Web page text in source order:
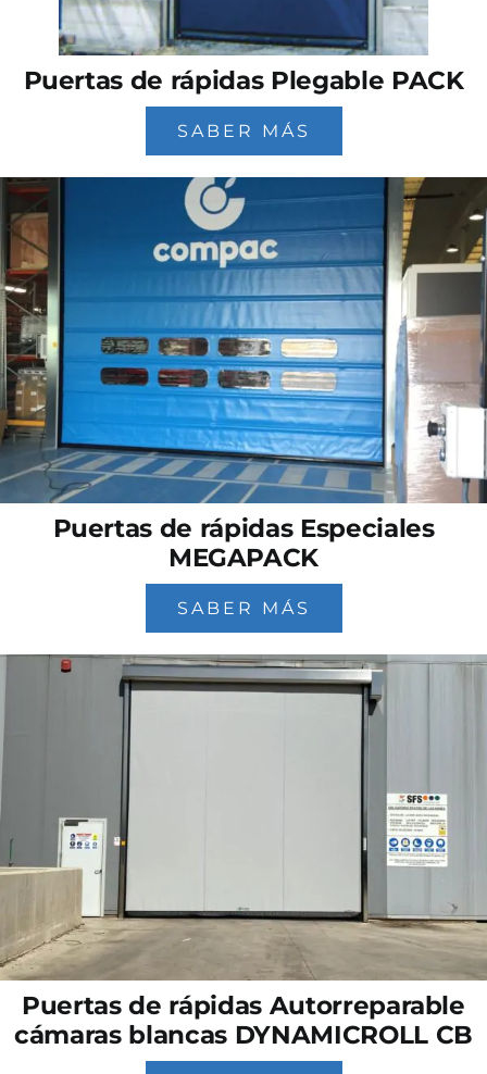
Puertas de rápidas Plegable PACK
SABER MÁS
Puertas de rápidas Especiales
MEGAPACK
SABER MÁS
Puertas de rápidas Autorreparable
cámaras blancas DYNAMICROLL CB